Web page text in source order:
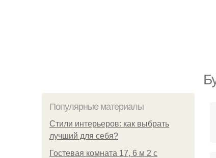
Популярные материалы
Стили интерьеров: как выбрать
лучший для себя?
Гостевая комната 17, 6 м 2 с